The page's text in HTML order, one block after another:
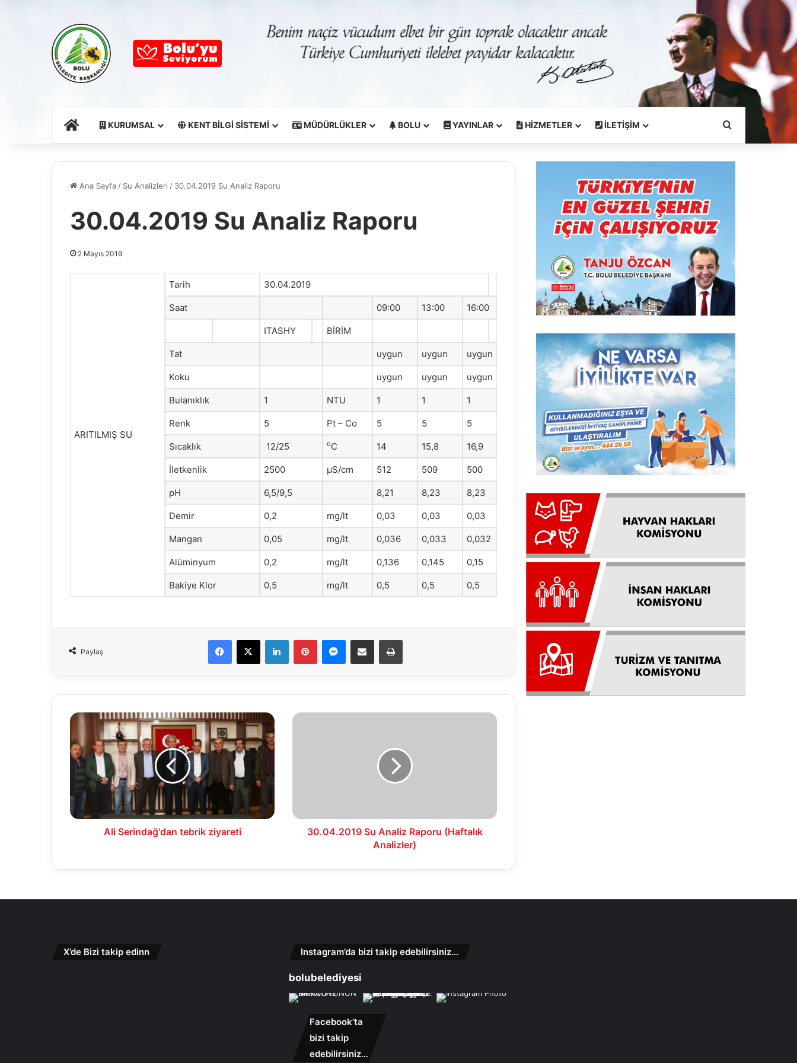
Ana SayfaKURUMSAL KENT BİLGİ SİSTEMİ MÜDÜRLÜKLER BOLU YAYINLAR HİZMETLER İLETİŞİM Arama Yapın
Ana Sayfa / Su Analizleri / 30.04.2019 Su Analiz Raporu
30.04.2019 Su Analiz Raporu
2 Mayıs 2019
ARITILMIŞ SU
Tarih 30.04.2019
Saat 09:00 13:00 16:00
ITASHY BİRİM
Tat uygun uygun uygun
Koku uygun uygun uygun
Bulanıklık 1 NTU 1 1 1
Renk 5 Pt – Co 5 5 5
Sıcaklık 12/25 oC 14 15,8 16,9
İletkenlik 2500 μS/cm 512 509 500
pH 6,5/9,5 8,21 8,23 8,23
Demir 0,2 mg/lt 0,03 0,03 0,03
Mangan 0,05 mg/lt 0,036 0,033 0,032
Alüminyum 0,2 mg/lt 0,136 0,145 0,15
Bakiye Klor 0,5 mg/lt 0,5 0,5 0,5
Paylaş
Facebook
X LinkedInPinterestMessenger
E-Mail ile paylaş Yazdır
Ali
Serindağ'dan
tebrik
ziyareti
Ali Serindağ'dan tebrik ziyareti
30.04.2019
30.04.2019 Su Analiz Raporu (Haftalık
Analizler)
X’de Bizi takip edinn Instagram’da bizi takip edebilirsiniz…
bolubelediyesi
Facebook’ta
bizi takip
edebilirsiniz…